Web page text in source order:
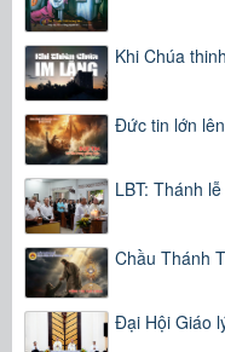
Khi Chúa
Đức tin lớn
LBT: Thánh
Chầu Thánh
Đại Hội Giáo